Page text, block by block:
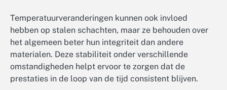
Temperatuurveranderingen kunnen ook invloed
hebben op stalen schachten, maar ze behouden over
het algemeen beter hun integriteit dan andere
materialen. Deze stabiliteit onder verschillende
omstandigheden helpt ervoor te zorgen dat de
prestaties in de loop van de tijd consistent blijven.